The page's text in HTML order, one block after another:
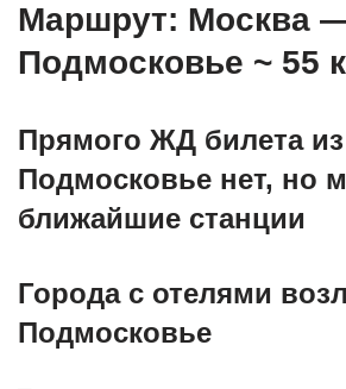
Маршрут: Москва
Подмосковье ~ 55
Прямого ЖД билета
Подмосковье нет, но
ближайшие станции
Города с отелями
Подмосковье